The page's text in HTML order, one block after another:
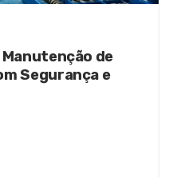
de
Segurança e